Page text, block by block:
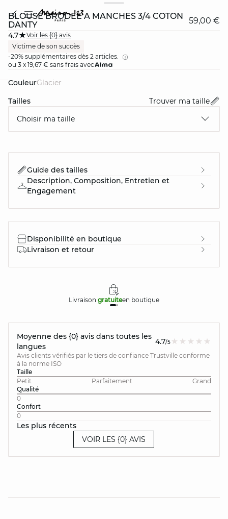
BLOUSE BRODÉE À MANCHES 3/4 COTON
DANTY
59,00 €
4.7
Voir les {0} avis
Victime de son succès
-20% supplémentaires dès 2 articles.
ou 3 x 19,67 € sans frais avec
Couleur
glacier
Tailles
Trouver ma taille
Choisir ma taille
Guide des tailles
Description, Composition, Entretien et
Engagement
Disponibilité en boutique
Livraison et retour
Livraison gratuiteen boutique
Moyenne des {0} avis dans toutes les
langues
4.7/5
Avis clients vérifiés par le tiers de confiance Trustville conforme
à la norme ISO
Taille
Petit
Parfaitement
Grand
Qualité
0
Confort
0
Les plus récents
VOIR LES {0} AVIS